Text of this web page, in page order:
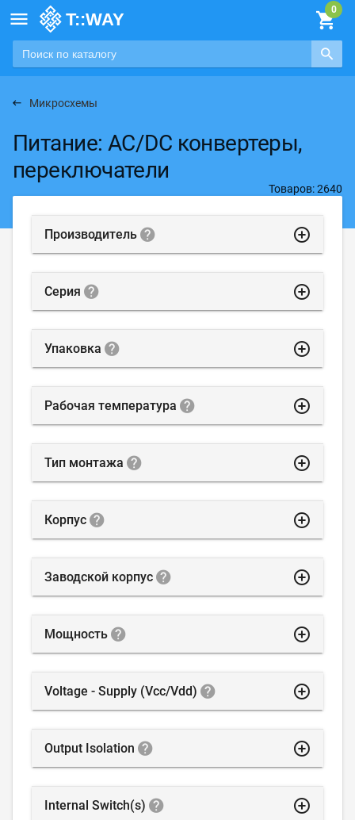

Микросхемы
Питание: AC/DC конвертеры,
переключатели
Товаров: 2640
highlight_off
Производитель
highlight_off
Серия
highlight_off
Упаковка
highlight_off
Рабочая температура
highlight_off
Тип монтажа
highlight_off
Корпус
highlight_off
Заводской корпус
highlight_off
Мощность
highlight_off
Voltage - Supply (Vcc/Vdd)
highlight_off
Output Isolation
highlight_off
Internal Switch(s)